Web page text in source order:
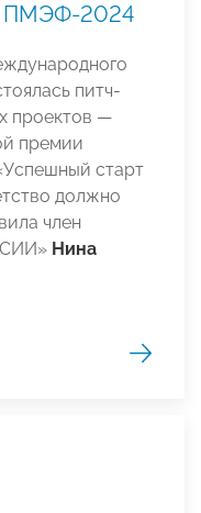
ПМЭФ-2024
питч-
проектов —
премии
старт
должно
член
Нина